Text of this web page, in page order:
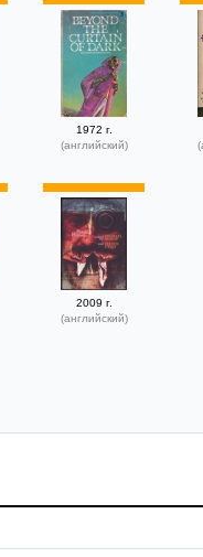
1972 г.
(английский)
2009 г.
(английский)